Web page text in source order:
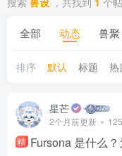
全部 动态 兽聚
排序 默认 标题 热
星芒
2个月前更新
精 Fursona 是什么